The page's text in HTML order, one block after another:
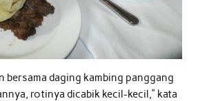
bersama daging kambing panggang
rotinya dicabik kecil-kecil,” kata